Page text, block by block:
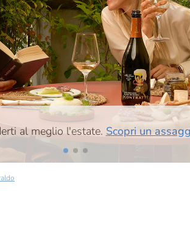
al meglio l'estate. Scopri un